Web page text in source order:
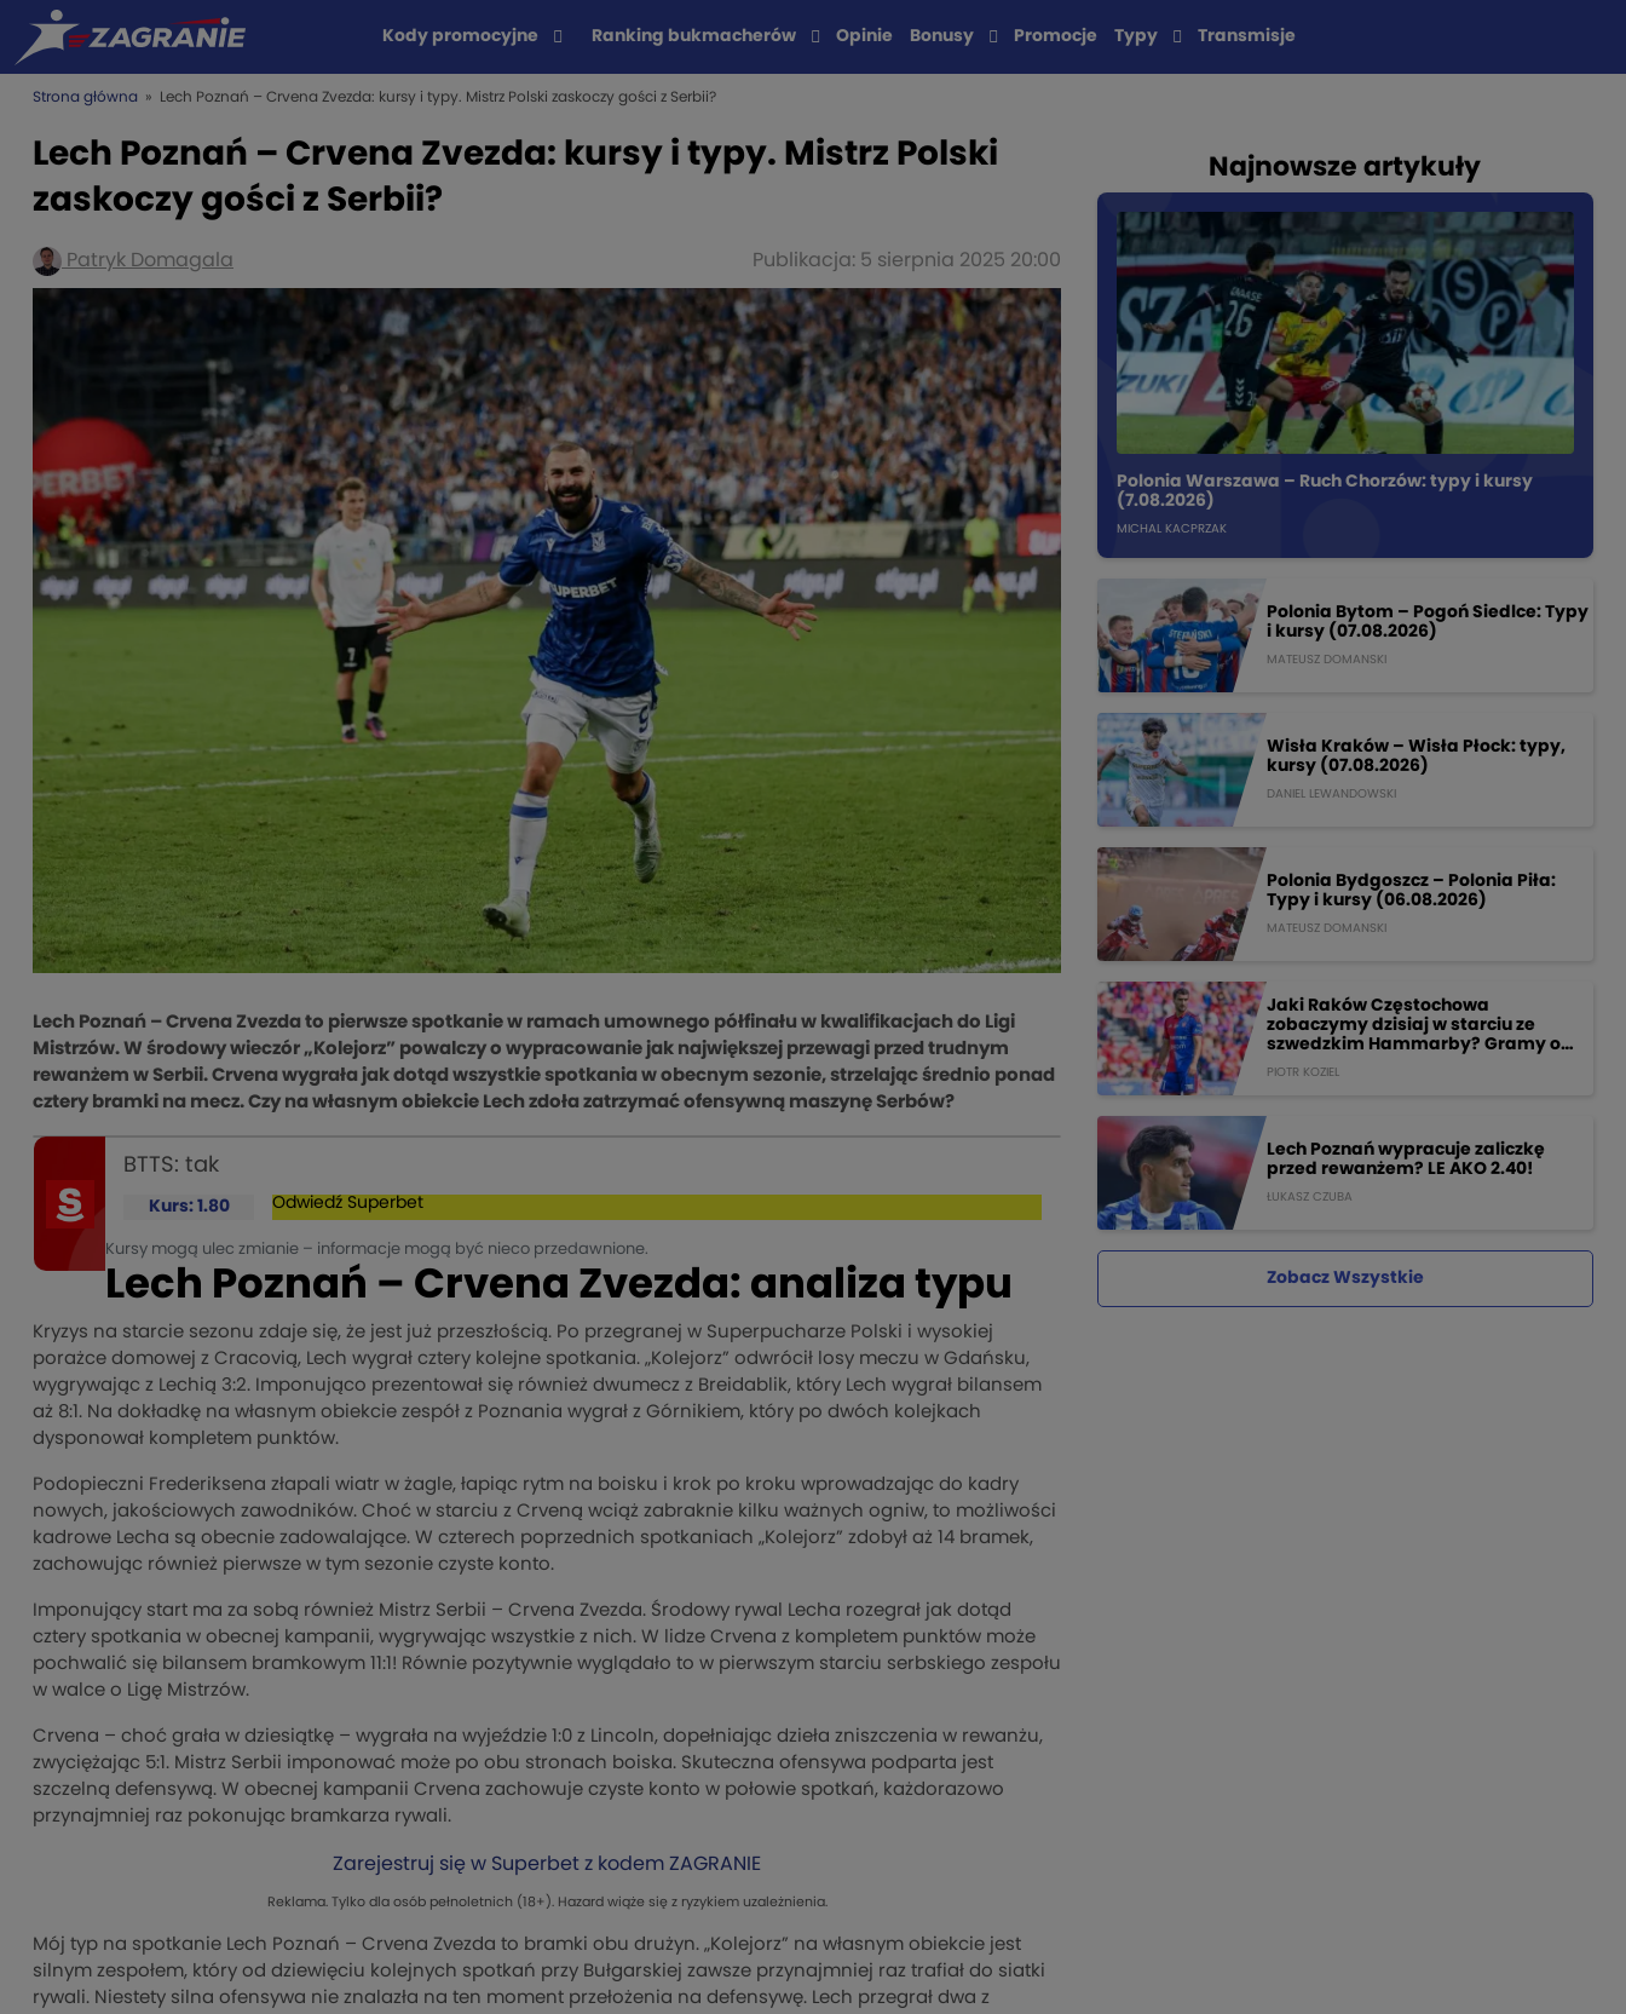
Kody promocyjne Ranking bukmacherów Opinie Bonusy Promocje Typy Transmisje
Strona główna » Lech Poznań – Crvena Zvezda: kursy i typy. Mistrz Polski zaskoczy gości z Serbii?
Lech Poznań – Crvena Zvezda: kursy i typy. Mistrz Polski
zaskoczy gości z Serbii?
Patryk Domagala Publikacja: 5 sierpnia 2025 20:00
Lech Poznań – Crvena Zvezda to pierwsze spotkanie w ramach umownego półfinału w kwalifikacjach do Ligi
Mistrzów. W środowy wieczór „Kolejorz” powalczy o wypracowanie jak największej przewagi przed trudnym
rewanżem w Serbii. Crvena wygrała jak dotąd wszystkie spotkania w obecnym sezonie, strzelając średnio ponad
cztery bramki na mecz. Czy na własnym obiekcie Lech zdoła zatrzymać ofensywną maszynę Serbów?
BTTS: tak
Kurs: 1.80 Odwiedź Superbet
Kursy mogą ulec zmianie – informacje mogą być nieco przedawnione.
Lech Poznań – Crvena Zvezda: analiza typu
Kryzys na starcie sezonu zdaje się, że jest już przeszłością. Po przegranej w Superpucharze Polski i wysokiej
porażce domowej z Cracovią, Lech wygrał cztery kolejne spotkania. „Kolejorz” odwrócił losy meczu w Gdańsku,
wygrywając z Lechią 3:2. Imponująco prezentował się również dwumecz z Breidablik, który Lech wygrał bilansem
aż 8:1. Na dokładkę na własnym obiekcie zespół z Poznania wygrał z Górnikiem, który po dwóch kolejkach
dysponował kompletem punktów.
Podopieczni Frederiksena złapali wiatr w żagle, łapiąc rytm na boisku i krok po kroku wprowadzając do kadry
nowych, jakościowych zawodników. Choć w starciu z Crveną wciąż zabraknie kilku ważnych ogniw, to możliwości
kadrowe Lecha są obecnie zadowalające. W czterech poprzednich spotkaniach „Kolejorz” zdobył aż 14 bramek,
zachowując również pierwsze w tym sezonie czyste konto.
Imponujący start ma za sobą również Mistrz Serbii – Crvena Zvezda. Środowy rywal Lecha rozegrał jak dotąd
cztery spotkania w obecnej kampanii, wygrywając wszystkie z nich. W lidze Crvena z kompletem punktów może
pochwalić się bilansem bramkowym 11:1! Równie pozytywnie wyglądało to w pierwszym starciu serbskiego zespołu
w walce o Ligę Mistrzów.
Crvena – choć grała w dziesiątkę – wygrała na wyjeździe 1:0 z Lincoln, dopełniając dzieła zniszczenia w rewanżu,
zwyciężając 5:1. Mistrz Serbii imponować może po obu stronach boiska. Skuteczna ofensywa podparta jest
szczelną defensywą. W obecnej kampanii Crvena zachowuje czyste konto w połowie spotkań, każdorazowo
przynajmniej raz pokonując bramkarza rywali.
Zarejestruj się w Superbet z kodem ZAGRANIE
Reklama. Tylko dla osób pełnoletnich (18+). Hazard wiąże się z ryzykiem uzależnienia.
Mój typ na spotkanie Lech Poznań – Crvena Zvezda to bramki obu drużyn. „Kolejorz” na własnym obiekcie jest
silnym zespołem, który od dziewięciu kolejnych spotkań przy Bułgarskiej zawsze przynajmniej raz trafiał do siatki
rywali. Niestety silna ofensywa nie znalazła na ten moment przełożenia na defensywę. Lech przegrał dwa z
Najnowsze artykuły
Polonia Warszawa – Ruch Chorzów: typy i kursy
(7.08.2026)
MICHAL KACPRZAK
Polonia Bytom – Pogoń Siedlce: Typy
i kursy (07.08.2026)
MATEUSZ DOMANSKI
Wisła Kraków – Wisła Płock: typy,
kursy (07.08.2026)
DANIEL LEWANDOWSKI
Polonia Bydgoszcz – Polonia Piła:
Typy i kursy (06.08.2026)
MATEUSZ DOMANSKI
Jaki Raków Częstochowa
zobaczymy dzisiaj w starciu ze
szwedzkim Hammarby? Gramy o
PIOTR KOZIEL
Lech Poznań wypracuje zaliczkę
przed rewanżem? LE AKO 2.40!
ŁUKASZ CZUBA
Zobacz Wszystkie